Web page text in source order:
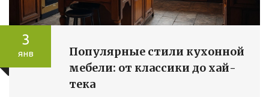
3
янв
Популярные стили кухонной
мебели: от классики до хай-
тека